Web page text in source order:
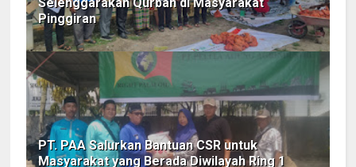
Pinggiran
PT. PAA Salurkan Bantuan CSR untuk
Masyarakat yang Berada Diwilayah Ring 1